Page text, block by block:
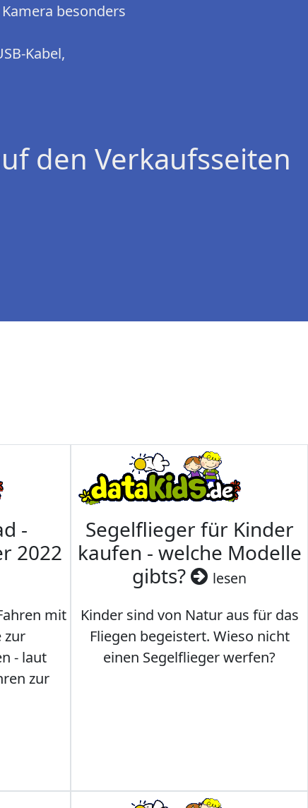
besonders
Kabel,
den Verkaufsseiten
-
2022
mit
zur
- laut
zur
Segelflieger für Kinder
kaufen - welche Modelle
gibts?
lesen
Kinder sind von Natur aus für das
Fliegen begeistert. Wieso nicht
einen Segelflieger werfen?